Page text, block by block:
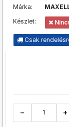
Márka:
Készlet:
Csak
− +